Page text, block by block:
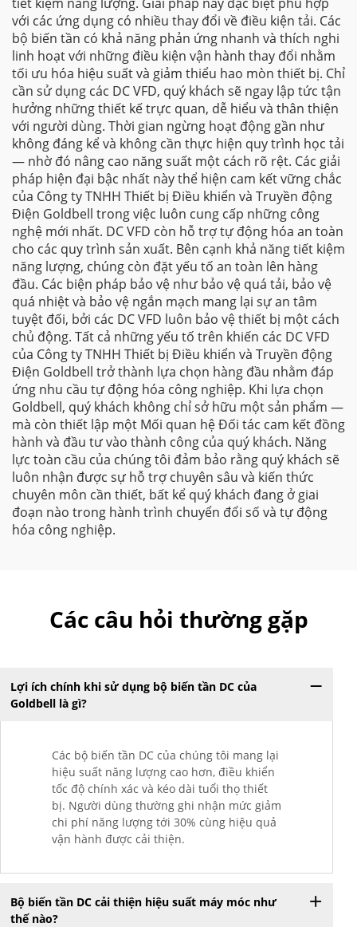
với các ứng dụng có nhiều thay đổi về điều kiện tải. Các
bộ biến tần có khả năng phản ứng nhanh và thích nghi
linh hoạt với những điều kiện vận hành thay đổi nhằm
tối ưu hóa hiệu suất và giảm thiểu hao mòn thiết bị. Chỉ
cần sử dụng các DC VFD, quý khách sẽ ngay lập tức tận
hưởng những thiết kế trực quan, dễ hiểu và thân thiện
với người dùng. Thời gian ngừng hoạt động gần như
không đáng kể và không cần thực hiện quy trình học tải
— nhờ đó nâng cao năng suất một cách rõ rệt. Các giải
pháp hiện đại bậc nhất này thể hiện cam kết vững chắc
của Công ty TNHH Thiết bị Điều khiển và Truyền động
Điện Goldbell trong việc luôn cung cấp những công
nghệ mới nhất. DC VFD còn hỗ trợ tự động hóa an toàn
cho các quy trình sản xuất. Bên cạnh khả năng tiết kiệm
năng lượng, chúng còn đặt yếu tố an toàn lên hàng
đầu. Các biện pháp bảo vệ như bảo vệ quá tải, bảo vệ
quá nhiệt và bảo vệ ngắn mạch mang lại sự an tâm
tuyệt đối, bởi các DC VFD luôn bảo vệ thiết bị một cách
chủ động. Tất cả những yếu tố trên khiến các DC VFD
của Công ty TNHH Thiết bị Điều khiển và Truyền động
Điện Goldbell trở thành lựa chọn hàng đầu nhằm đáp
ứng nhu cầu tự động hóa công nghiệp. Khi lựa chọn
Goldbell, quý khách không chỉ sở hữu một sản phẩm —
mà còn thiết lập một Mối quan hệ Đối tác cam kết đồng
hành và đầu tư vào thành công của quý khách. Năng
lực toàn cầu của chúng tôi đảm bảo rằng quý khách sẽ
luôn nhận được sự hỗ trợ chuyên sâu và kiến thức
chuyên môn cần thiết, bất kể quý khách đang ở giai
đoạn nào trong hành trình chuyển đổi số và tự động
hóa công nghiệp.
Các câu hỏi thường gặp
Lợi ích chính khi sử dụng bộ biến tần DC của
Goldbell là gì?
Các bộ biến tần DC của chúng tôi mang lại
hiệu suất năng lượng cao hơn, điều khiển
tốc độ chính xác và kéo dài tuổi thọ thiết
bị. Người dùng thường ghi nhận mức giảm
chi phí năng lượng tới 30% cùng hiệu quả
vận hành được cải thiện.
Bộ biến tần DC cải thiện hiệu suất máy móc như
thế nào?